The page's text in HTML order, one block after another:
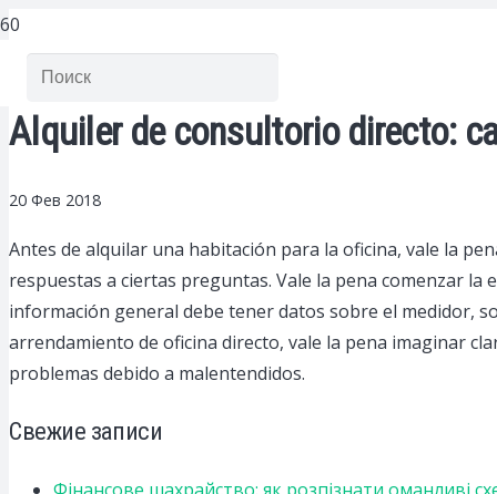
Alquiler de consultorio directo:
20 Фев 2018
Antes de alquilar una habitación para la oficina, vale la
respuestas a ciertas preguntas. Vale la pena comenzar
información general debe tener datos sobre el medidor,
arrendamiento de oficina directo, vale la pena imaginar
problemas debido a malentendidos.
Свежие записи